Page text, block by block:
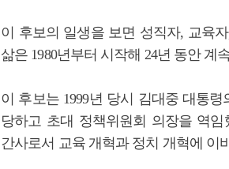
이 후보의 일생을 보면 성직자, 교육
삶은 1980년부터 시작해 24년 동안 계
이 후보는 1999년 당시 김대중 대통
당하고 초대 정책위원회 의장을 역
간사로서 교육 개혁과 정치 개혁에 이